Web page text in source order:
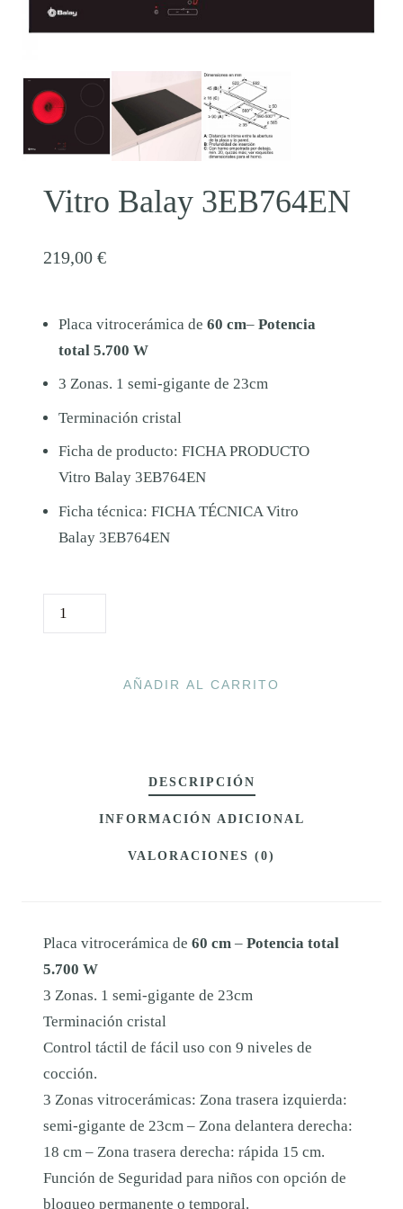
Vitro Balay 3EB764EN
219,00 €
Placa vitrocerámica de 60 cm– Potencia
total 5.700 W
3 Zonas. 1 semi-gigante de 23cm
Terminación cristal
Ficha de producto: FICHA PRODUCTO
Vitro Balay 3EB764EN
Ficha técnica: FICHA TÉCNICA Vitro
Balay 3EB764EN
I
7
6
4
E
N
C
A
N
T
I
D
AÑADIR AL CARRITO
DESCRIPCIÓN
INFORMACIÓN ADICIONAL
VALORACIONES (0)
Placa vitrocerámica de 60 cm – Potencia total
5.700 W
3 Zonas. 1 semi-gigante de 23cm
Terminación cristal
Control táctil de fácil uso con 9 niveles de
cocción.
3 Zonas vitrocerámicas: Zona trasera izquierda:
semi-gigante de 23cm – Zona delantera derecha:
18 cm – Zona trasera derecha: rápida 15 cm.
Función de Seguridad para niños con opción de
bloqueo permanente o temporal.